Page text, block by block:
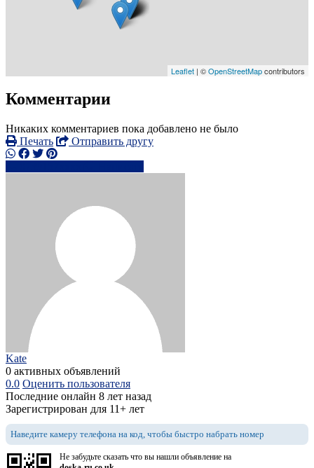
Leaflet | ©OpenStreetMapcontributors
Комментарии
Никаких комментариев пока добавлено не было
Печать
Отправить другу
Kate
0 активных объявлений
0.0 Оценить пользователя
Последние онлайн 8 лет назад
Зарегистрирован для 11+ лет
Наведите камеру телефона на код, чтобы быстро набрать номер
Не забудьте сказать что вы нашли объявление на